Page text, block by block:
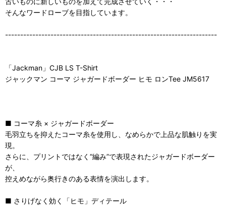
そんなワードローブを目指しています。
----------------------------------------------------------------------
「Jackman」CJB LS T-Shirt
ジャックマン コーマ ジャガードボーダー ヒモ ロンTee JM5617
■ コーマ糸 × ジャガードボーダー
毛羽立ちを抑えたコーマ糸を使用し、なめらかで上品な肌触りを実
現。
さらに、プリントではなく“編み”で表現されたジャガードボーダー
が、
控えめながら奥行きのある表情を演出します。
■ さりげなく効く「ヒモ」ディテール